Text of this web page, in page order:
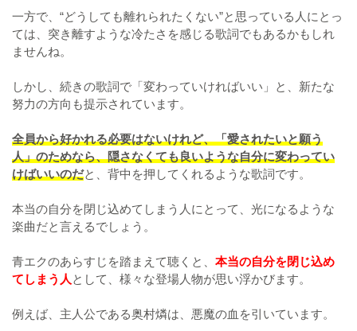
一方で、“どうしても離れられたくない”と思っている人にとっ
ては、突き離すような冷たさを感じる歌詞でもあるかもしれ
ませんね。
しかし、続きの歌詞で「変わっていければいい」と、新たな
努力の方向も提示されています。
全員から好かれる必要はないけれど、「愛されたいと願う
人」のためなら、隠さなくても良いような自分に変わってい
けばいいのだと、背中を押してくれるような歌詞です。
本当の自分を閉じ込めてしまう人にとって、光になるような
楽曲だと言えるでしょう。
青エクのあらすじを踏まえて聴くと、 本当の自分を閉じ込め
てしまう人 として、様々な登場人物が思い浮かびます。
例えば、主人公である奥村燐は、悪魔の血を引いています。